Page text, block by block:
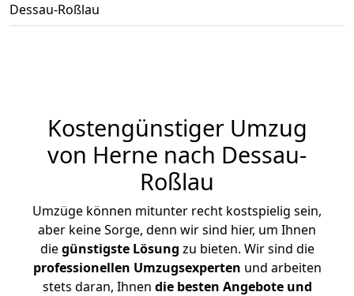
Dessau-Roßlau
Kostengünstiger Umzug
von Herne nach Dessau-
Roßlau
Umzüge können mitunter recht kostspielig sein,
aber keine Sorge, denn wir sind hier, um Ihnen
diegünstigste Lösung zu bieten. Wir sind die
professionellen Umzugsexperten und arbeiten
stets daran, Ihnen die besten Angebote und